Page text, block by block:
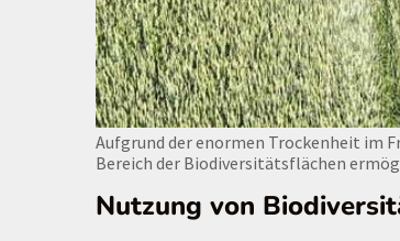
Aufgrund der enormen Trockenheit im
Bereich der Biodiversitätsflächen
Nutzung von